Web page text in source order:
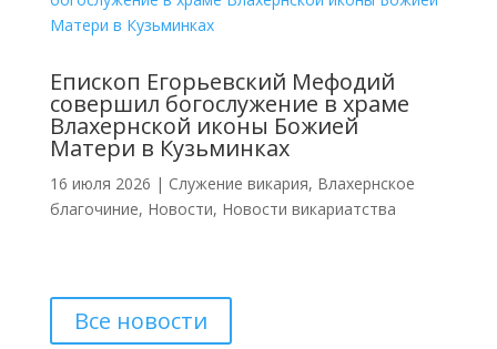
Епископ Егорьевский Мефодий
совершил богослужение в храме
Влахернской иконы Божией
Матери в Кузьминках
16 июля 2026 | Cлужение викария, Влахернское
благочиние, Новости, Новости викариатства
Все новости